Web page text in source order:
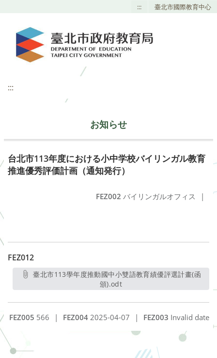
::: 臺北市國際教育中心
:::
お知らせ
台北市113年度における小中学校バイリンガル教育
推進優秀評価計画（通知発行）
FEZ002 バイリンガルオフィス |
FEZ012
臺北市113學年度推動國中小雙語教育績優評選計畫(函
頒).odt
FEZ003 Invalid date
FEZ004 2025-04-07 |
FEZ005 566 |